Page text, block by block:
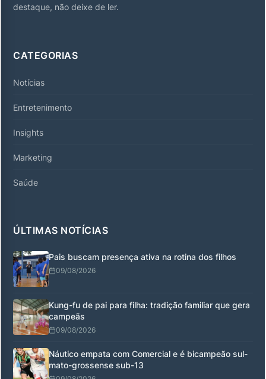
destaque, não deixe de ler.
CATEGORIAS
Notícias
Entretenimento
Insights
Marketing
Saúde
ÚLTIMAS NOTÍCIAS
Pais buscam presença ativa na rotina dos filhos
09/08/2026
Kung-fu de pai para filha: tradição familiar que gera
campeãs
09/08/2026
Náutico empata com Comercial e é bicampeão sul-
mato-grossense sub-13